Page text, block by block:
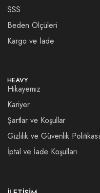
SSS
Beden Ölçüleri
Kargo ve İade
HEAVY
Hikayemiz
Kariyer
Şartlar ve Koşullar
Gizlilik ve Güvenlik Politikası
İptal ve İade Koşulları